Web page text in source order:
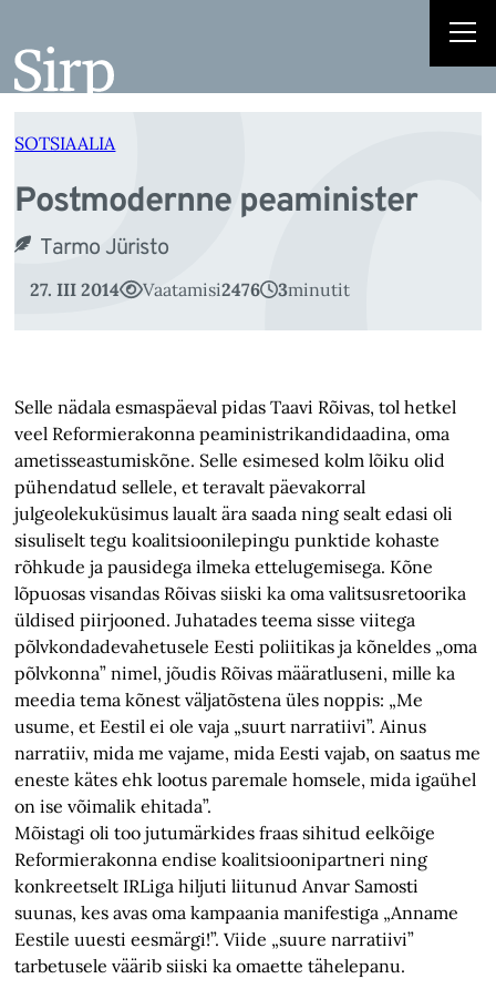
juurde
SOTSIAALIA
Postmodernne peaminister
Tarmo Jüristo
27. III 2014 Vaatamisi2476 3minutit
Selle nädala esmaspäeval pidas Taavi Rõivas, tol hetkel
veel Reformierakonna peaministrikandidaadina, oma
ametisseastumiskõne. Selle esimesed kolm lõiku olid
pühendatud sellele, et teravalt päevakorral
julgeolekuküsimus laualt ära saada ning sealt edasi oli
sisuliselt tegu koalitsioonilepingu punktide kohaste
rõhkude ja pausidega ilmeka ettelugemisega. Kõne
lõpuosas visandas Rõivas siiski ka oma valitsusretoorika
üldised piirjooned. Juhatades teema sisse viitega
põlvkondadevahetusele Eesti poliitikas ja kõneldes „oma
põlvkonna” nimel, jõudis Rõivas määratluseni, mille ka
meedia tema kõnest väljatõstena üles noppis: „Me
usume, et Eestil ei ole vaja „suurt narratiivi”. Ainus
narratiiv, mida me vajame, mida Eesti vajab, on saatus me
eneste kätes ehk lootus paremale homsele, mida igaühel
on ise võimalik ehitada”.
Mõistagi oli too jutumärkides fraas sihitud eelkõige
Reformierakonna endise koalitsioonipartneri ning
konkreetselt IRLiga hiljuti liitunud Anvar Samosti
suunas, kes avas oma kampaania manifestiga „Anname
Eestile uuesti eesmärgi!”. Viide „suure narratiivi”
tarbetusele väärib siiski ka omaette tähelepanu.